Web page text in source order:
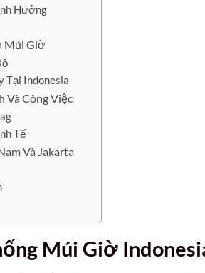
Hưởng
Múi Giờ
Tại Indonesia
Và Công Việc
Tế
Và Jakarta
Múi Giờ